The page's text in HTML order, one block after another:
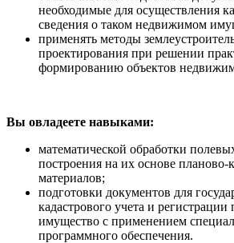
необходимые для осуществления
сведения о таком недвижимом
применять методы
проектирования при решении
формированию объектов
Вы овладеете навыками:
математической обработки
построения на их основе планово-
материалов;
подготовки документов для
кадастрового учета и
имущество с применением
программного обеспечения.